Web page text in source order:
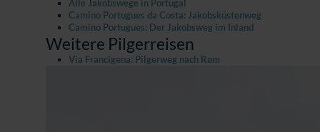
Alle Jakobswege in Portugal
Camino Portugues da Costa: Jakobsküstenweg
Camino Portugues: Der Jakobsweg im Inland
Weitere Pilgerreisen
Via Francigena: Pilgerweg nach Rom